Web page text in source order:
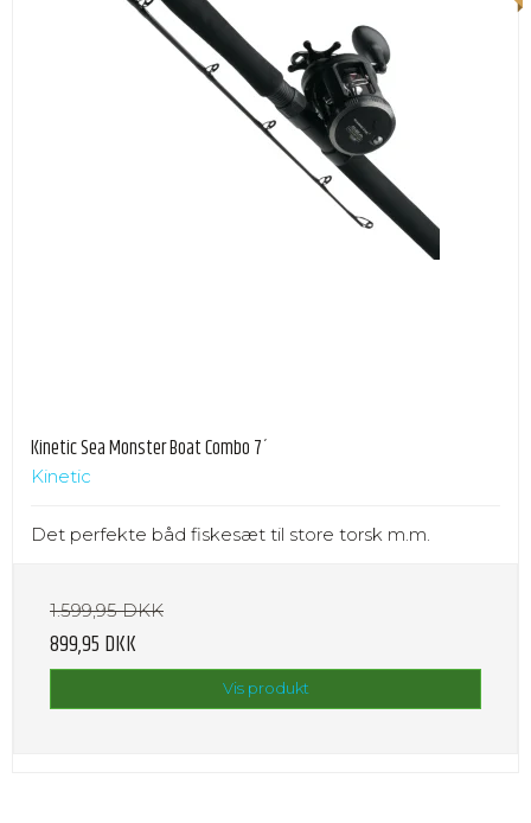
Kinetic Sea Monster Boat Combo 7´
Kinetic
Det perfekte båd fiskesæt til store torsk m.m.
1.599,95 DKK
899,95 DKK
Vis produkt